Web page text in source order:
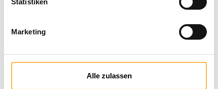
Marketing
Alle zulassen